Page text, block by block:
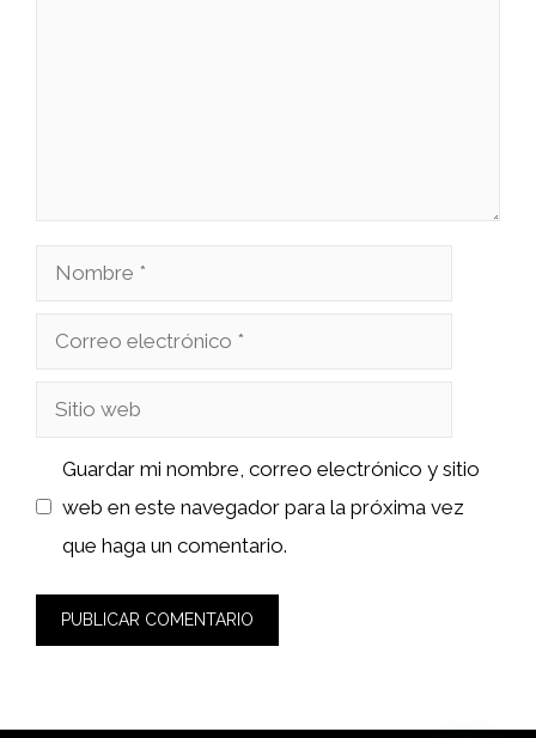
Nombre
Correo
Sitio
Guardar mi nombre, correo electrónico y sitio
web en este navegador para la próxima vez
que haga un comentario.